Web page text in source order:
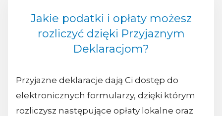
Jakie podatki i opłaty możesz
rozliczyć dzięki Przyjaznym
Deklaracjom?
Przyjazne deklaracje dają Ci dostęp do
elektronicznych formularzy, dzięki którym
rozliczysz następujące opłaty lokalne oraz